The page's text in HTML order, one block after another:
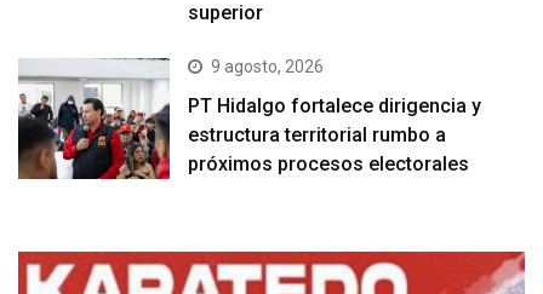
superior
9 agosto, 2026
PT Hidalgo fortalece dirigencia y
estructura territorial rumbo a
próximos procesos electorales